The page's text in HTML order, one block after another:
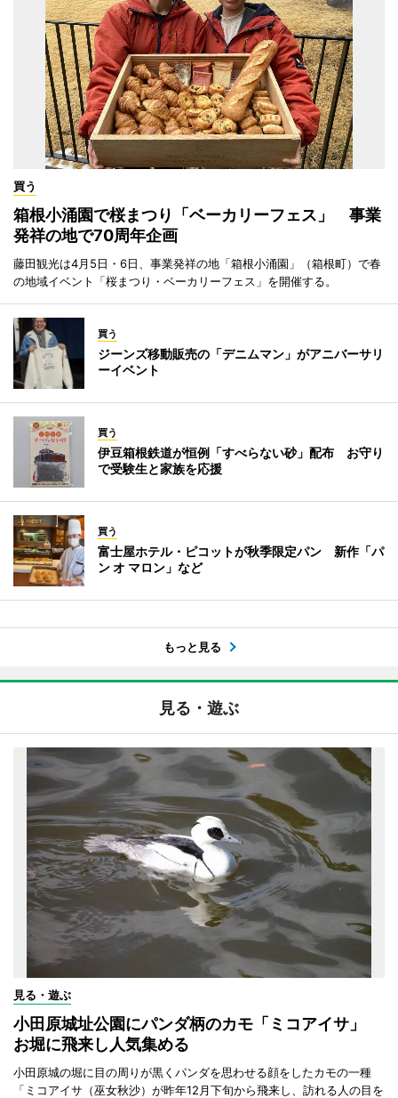
買う
箱根小涌園で桜まつり「ベーカリーフェス」 事業
発祥の地で70周年企画
藤田観光は4月5日・6日、事業発祥の地「箱根小涌園」（箱根町）で春
の地域イベント「桜まつり・ベーカリーフェス」を開催する。
買う
ジーンズ移動販売の「デニムマン」がアニバーサリ
ーイベント
買う
伊豆箱根鉄道が恒例「すべらない砂」配布 お守り
で受験生と家族を応援
買う
富士屋ホテル・ピコットが秋季限定パン 新作「パ
ン オ マロン」など
もっと見る
見る・遊ぶ
見る・遊ぶ
小田原城址公園にパンダ柄のカモ「ミコアイサ」
お堀に飛来し人気集める
小田原城の堀に目の周りが黒くパンダを思わせる顔をしたカモの一種
「ミコアイサ（巫女秋沙）が昨年12月下旬から飛来し、訪れる人の目を